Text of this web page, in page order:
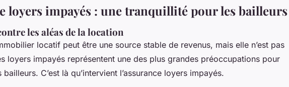
loyers impayés : une tranquillité pour les bailleurs
les aléas de la location
locatif peut être une source stable de revenus, mais elle n’est pas
loyers impayés représentent une des plus grandes préoccupations pour
C’est là qu’intervient l’assurance loyers impayés.